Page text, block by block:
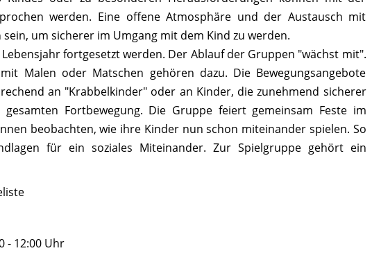
werden. Eine offene Atmosphäre und der Austausch mit
um sicherer im Umgang mit dem Kind zu werden.
fortgesetzt werden. Der Ablauf der Gruppen "wächst mit".
Malen oder Matschen gehören dazu. Die Bewegungsangebote
an "Krabbelkinder" oder an Kinder, die zunehmend sicherer
Fortbewegung. Die Gruppe feiert gemeinsam Feste im
beobachten, wie ihre Kinder nun schon miteinander spielen. So
für ein soziales Miteinander. Zur Spielgruppe gehört ein
- 12:00 Uhr